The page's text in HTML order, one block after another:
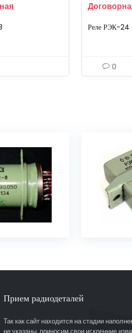
Реле РЭК-24
0
Прием радиодеталей
Так как сайт находится на стадии
не указаны, приносим свои искренние